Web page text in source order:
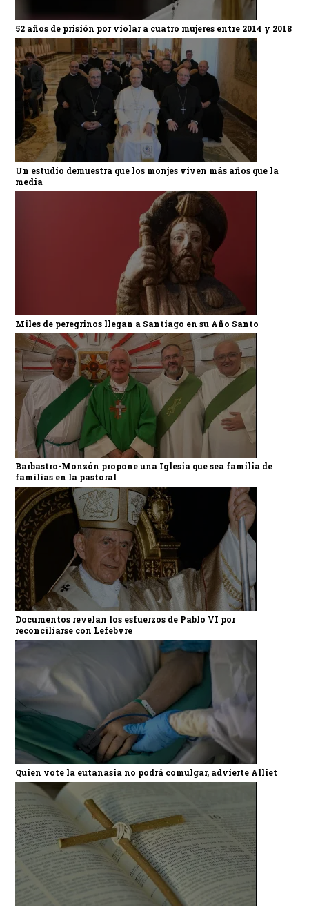
52 años de prisión por violar a cuatro mujeres entre 2014 y 2018
Un estudio demuestra que los monjes viven más años que la
media
Miles de peregrinos llegan a Santiago en su Año Santo
Barbastro-Monzón propone una Iglesia que sea familia de
familias en la pastoral
Documentos revelan los esfuerzos de Pablo VI por
reconciliarse con Lefebvre
Quien vote la eutanasia no podrá comulgar, advierte Alliet